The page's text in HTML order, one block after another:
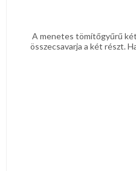
A menetes tömítőgyűrű
összecsavarja a két részt.